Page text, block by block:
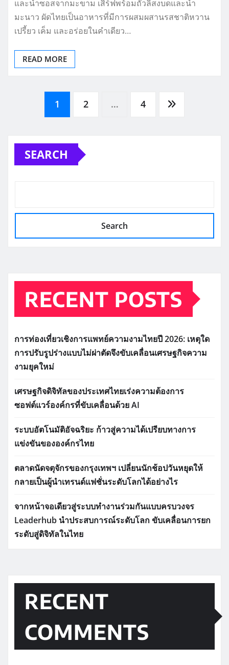
และน้ำซอสจากมะขาม เสิร์ฟพร้อมถั่วลิสงบดและน้ำ
มะนาว ผัดไทยเป็นอาหารที่มีการผสมผสานรสชาติหวาน
เปรี้ยว เค็ม และอร่อยในคำเดียว…
READ MORE
Posts
pagination
1 2 … 4
SEARCH
Search
RECENT POSTS
การท่องเที่ยวเชิงการแพทย์ความงามไทยปี 2026: เหตุใด
การปรับรูปร่างแบบไม่ผ่าตัดจึงขับเคลื่อนเศรษฐกิจความ
งามยุคใหม่
เศรษฐกิจดิจิทัลของประเทศไทยเร่งความต้องการ
ซอฟต์แวร์องค์กรที่ขับเคลื่อนด้วย AI
ระบบอัตโนมัติอัจฉริยะ ก้าวสู่ความได้เปรียบทางการ
แข่งขันขององค์กรไทย
ตลาดนัดจตุจักรของกรุงเทพฯ เปลี่ยนนักช้อปวันหยุดให้
กลายเป็นผู้นำเทรนด์แฟชั่นระดับโลกได้อย่างไร
จากหน้าจอเดียวสู่ระบบทำงานร่วมกันแบบครบวงจร
Leaderhub นำประสบการณ์ระดับโลก ขับเคลื่อนการยก
ระดับสู่ดิจิทัลในไทย
RECENT
COMMENTS